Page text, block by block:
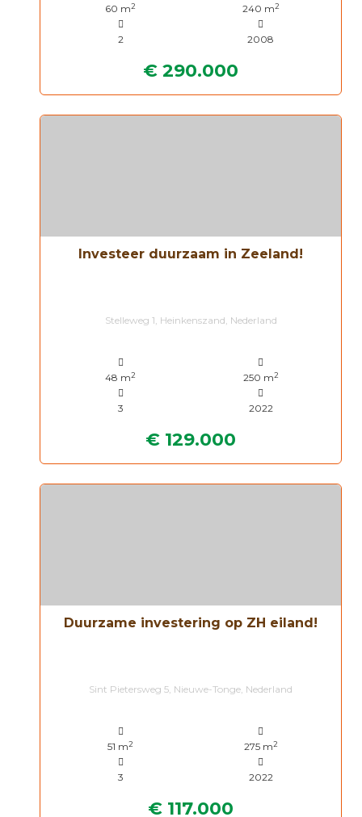
60 m2 240 m2
2 2008
€ 290.000
Investeer duurzaam in Zeeland!
Stelleweg 1, Heinkenszand, Nederland
48 m2 250 m2
3 2022
€ 129.000
Duurzame investering op ZH eiland!
Sint Pietersweg 5, Nieuwe-Tonge, Nederland
51 m2 275 m2
3 2022
€ 117.000